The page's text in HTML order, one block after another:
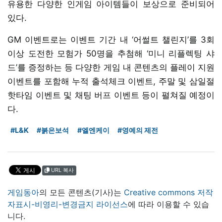
유용한 다양한 인게임 아이템들이 보상으로 준비되어
있다.
GM 이벤트로는 이벤트 기간 내 ‘어썰트 챌린지’를 3회
이상 도전한 모험가 50명을 추첨해 ‘미니 리플렉팅 샤
드’를 증정하는 등 다양한 게임 내 콘텐츠의 플레이 지원
이벤트를 포함해 누적 출석체크 이벤트, 주말 및 삼일절
핫타임 이벤트 및 채팅 버프 이벤트 등이 펼쳐질 예정이
다.
#L&K #붉은보석 #엘엔케이 #영예의 제전
URL 복사
게임동아의 모든 콘텐츠(기사)는 Creative commons 저작
자표시-비영리-변경금지 라이선스에 따라 이용할 수 있습
니다.